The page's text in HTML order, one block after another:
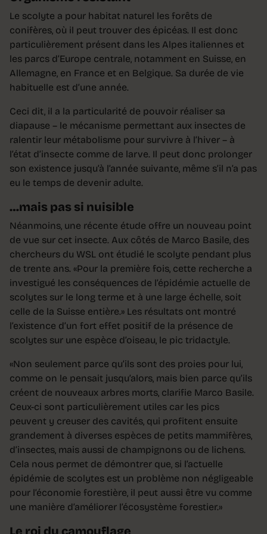
Le scolyte a pour habitat naturel les forêts de
conifères, où il peut trouver des épicéas. Il est donc
particulièrement présent dans les Alpes italiennes et
les parcs d’Europe centrale, notamment en Suisse, en
Allemagne, en France et en Belgique. Sa durée de vie
habituelle est d’une année.
Ceci dit, il a la particularité de pouvoir réaliser sa
diapause – le mécanisme permettant aux insectes de
ralentir leur métabolisme pour survivre à l’hiver – à
l’état d’insecte comme de larve. Il peut donc prolonger
son existence jusqu’à l’année suivante, même s’il n’a pas
eu le temps de devenir adulte.
…mais pas si nuisible
Néanmoins, une récente étude offre un nouveau point
de vue sur cet insecte. Aux côtés de Marco Basile, des
chercheurs du WSL ont étudié le scolyte pendant plus
de trente ans. «Pour la première fois, cette recherche a
investigué les conséquences de l’épidémie actuelle de
scolytes sur le long terme et à une large échelle, soit
celle de la Suisse entière.» Les résultats ont montré
l’existence d’un fort effet positif de la présence de
scolytes sur une espèce d’oiseau, le pic tridactyle.
«Non seulement parce qu’ils sont des proies pour lui,
comme on le pensait jusqu’alors, mais bien parce qu’ils
créent de nouveaux arbres morts, clarifie Marco Basile.
Ceux-ci sont particulièrement utiles car les pics
peuvent y creuser des cavités, qui profitent ensuite
grandement à diverses espèces de petits mammifères,
d’insectes, mais aussi de champignons ou de lichens.
Cela nous permet de démontrer que, si l’actuelle
épidémie de scolytes est un problème non négligeable
pour l’économie forestière, il peut aussi être vu comme
une manière d’améliorer l’écosystème forestier.»
Le roi du camouflage